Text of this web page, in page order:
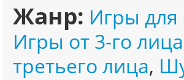
Жанр: Игры для
Игры от 3-го лица
третьего лица,